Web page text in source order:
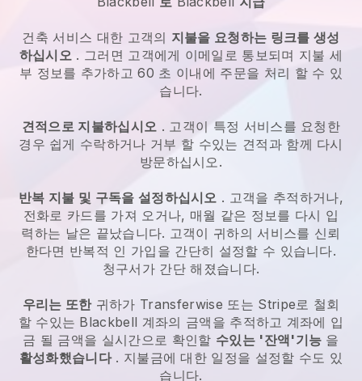
건축 서비스 대한 고객의 지불을 요청하는 링크를 생성
하십시오. 그러면 고객에게 이메일로 통보되며 지불 세
부 정보를 추가하고 60 초 이내에 주문을 처리 할 수 있
습니다.
견적으로 지불하십시오 . 고객이 특정 서비스를 요청한
경우 쉽게 수락하거나 거부 할 수있는 견적과 함께 다시
방문하십시오.
반복 지불 및 구독을 설정하십시오 . 고객을 추적하거나,
전화로 카드를 가져 오거나, 매월 같은 정보를 다시 입
력하는 날은 끝났습니다. 고객이 귀하의 서비스를 신뢰
한다면 반복적 인 가입을 간단히 설정할 수 있습니다.
청구서가 간단 해졌습니다.
우리는 또한귀하가 Transferwise 또는 Stripe로 철회
할 수있는 Blackbell 계좌의 금액을 추적하고 계좌에 입
금 될 금액을 실시간으로 확인할 수있는 '잔액'기능 을
활성화했습니다. 지불금에 대한 일정을 설정할 수도 있
습니다.